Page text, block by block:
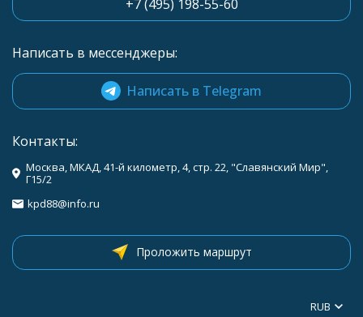
+7 (495) 198-55-60
Написать в мессенджеры:
Написать в Telegram
Контакты:
Москва, МКАД, 41-й километр, 4, стр. 22, "Славянский Мир",
Г15/2
kpd88@info.ru
Проложить маршрут
RUB